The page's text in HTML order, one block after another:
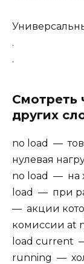
.
.
Смотреть
других
no load —
нулевая
no load — на
load — при
— акции
комиссии at
load current
running —